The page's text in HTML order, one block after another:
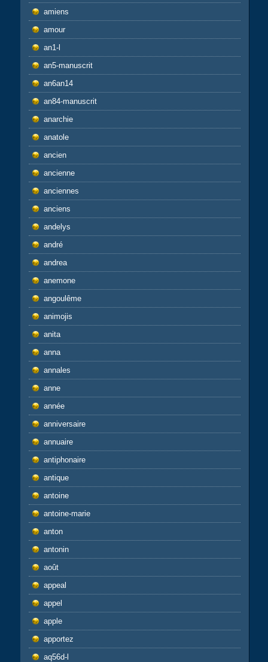
amiens
amour
an1-l
an5-manuscrit
an6an14
an84-manuscrit
anarchie
anatole
ancien
ancienne
anciennes
anciens
andelys
andré
andrea
anemone
angoulême
animojis
anita
anna
annales
anne
année
anniversaire
annuaire
antiphonaire
antique
antoine
antoine-marie
anton
antonin
août
appeal
appel
apple
apportez
aq56d-l